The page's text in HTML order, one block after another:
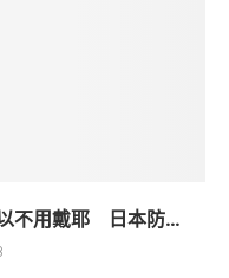
不用戴耶 日本防...